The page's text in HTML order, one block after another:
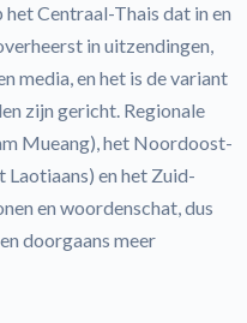
Centraal-Thais dat in en
in uitzendingen,
media, en het is de variant
zijn gericht. Regionale
Mueang), het Noordoost-
Laotiaans) en het Zuid-
en woordenschat, dus
doorgaans meer